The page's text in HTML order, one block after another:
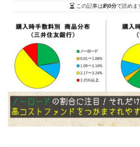
この記事は約0分で読めま